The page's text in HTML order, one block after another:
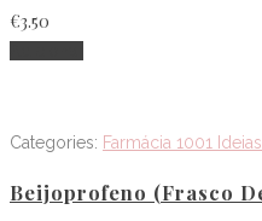
€3.50
Categories: Farmácia 1001
Beijoprofeno (frasco